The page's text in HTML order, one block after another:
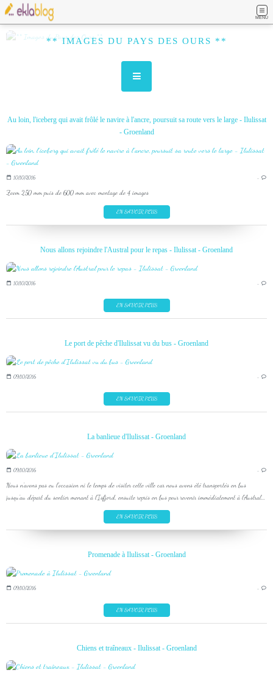
MENU
** IMAGES DU PAYS DES OURS **
Au loin, l'iceberg qui avait frôlé le navire à l'ancre, poursuit sa route vers le large - Ilulissat
- Groenland
10/10/2016 …
Zoom 250 mm puis de 600 mm avec montage de 4 images
EN SAVOIR PLUS
Nous allons rejoindre l'Austral pour le repas - Ilulissat - Groenland
10/10/2016 …
EN SAVOIR PLUS
Le port de pêche d'Ilulissat vu du bus - Groenland
09/10/2016 …
EN SAVOIR PLUS
La banlieue d'Ilulissat - Groenland
09/10/2016 …
Nous n'avons pas eu l'occasion ni le temps de visiter cette ville car nous avons été transportés en bus
jusqu'au départ du sentier menant à l'Isfjord, ensuite repris en bus pour revenir immédiatement à l'Austral...
EN SAVOIR PLUS
Promenade à Ilulissat - Groenland
09/10/2016 …
EN SAVOIR PLUS
Chiens et traîneaux - Ilulissat - Groenland